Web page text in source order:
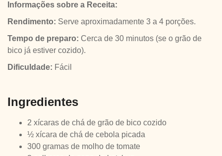
Informações sobre a Receita:
Rendimento: Serve aproximadamente 3 a 4 porções.
Tempo de preparo: Cerca de 30 minutos (se o grão de
bico já estiver cozido).
Dificuldade: Fácil
Ingredientes
2 xícaras de chá de grão de bico cozido
½ xícara de chá de cebola picada
300 gramas de molho de tomate